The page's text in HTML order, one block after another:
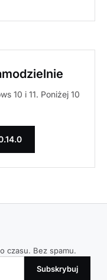
10 i 11. Poniżej 10
czasu. Bez spamu.
Subskrybuj